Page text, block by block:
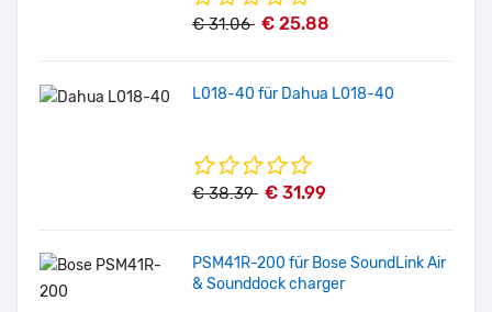
€ 31.06 € 25.88
L018-40 für Dahua L018-40
€ 38.39 € 31.99
PSM41R-200 für Bose SoundLink Air
& Sounddock charger